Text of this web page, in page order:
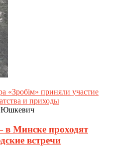
«Зробім» приняли участие
и приходы
Юшкевич
в Минске проходят
встречи